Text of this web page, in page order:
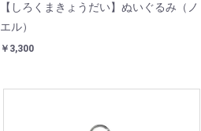
【しろくまきょうだい】ぬいぐるみ（ノ
エル）
￥3,300